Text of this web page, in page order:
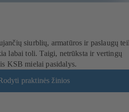
siurblių, armatūros ir paslaugų
labai toli. Taigi, netrūksta ir vertingų
KSB mielai pasidalys.
praktinės žinios